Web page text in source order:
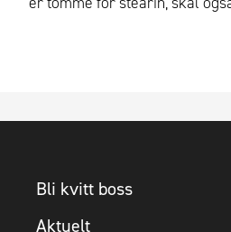
Bli kvitt boss
Aktuelt